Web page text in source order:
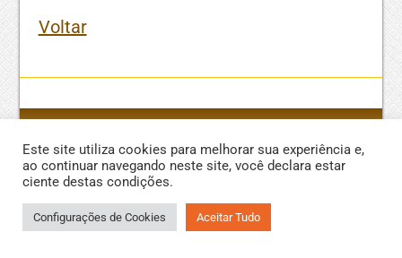
Voltar
Pamplona, 145, Jardim Paulista, São Paulo, CEP 01405-100, Edifício
Praça Pamplona, salas 01 e 02, subsolo -1
asbef@asbef.org.br
Developed bySBM Tech
Este site utiliza cookies para melhorar sua experiência e,
ao continuar navegando neste site, você declara estar
ciente destas condições.
Configurações de Cookies Aceitar Tudo